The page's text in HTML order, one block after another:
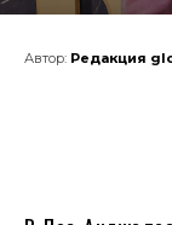
Автор: Редакция